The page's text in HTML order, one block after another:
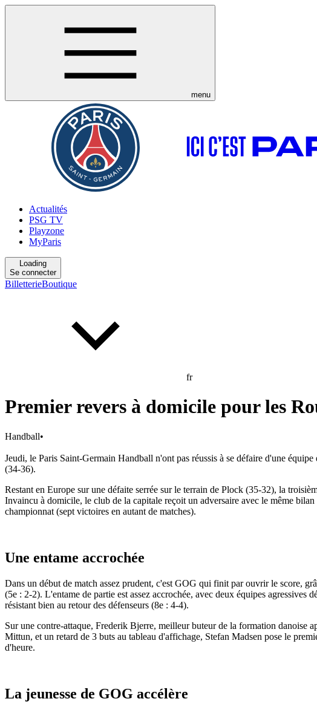
menu
Actualités
PSG TV
Playzone
MyParis
Loading
Se connecter
BilletterieBoutique
fr
Premier revers à domicile pour les
Handball•
Jeudi, le Paris Saint-Germain Handball n'ont pas réussis à se défaire d'une
(34-36).
Restant en Europe sur une défaite serrée sur le terrain de Plock (35-32), la
Invaincu à domicile, le club de la capitale reçoit un adversaire avec le même
championnat (sept victoires en autant de matches).
Une entame accrochée
Dans un début de match assez prudent, c'est GOG qui finit par ouvrir le score,
(5e : 2-2). L'entame de partie est assez accrochée, avec deux équipes
résistant bien au retour des défenseurs (8e : 4-4).
Sur une contre-attaque, Frederik Bjerre, meilleur buteur de la formation
Mittun, et un retard de 3 buts au tableau d'affichage, Stefan Madsen pose le
d'heure.
La jeunesse de GOG accélère